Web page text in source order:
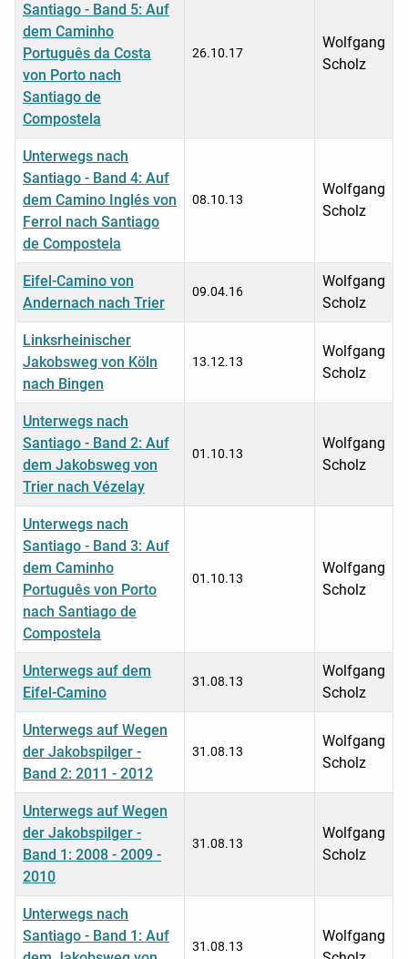
Santiago - Band 5: Auf
dem Caminho
Português da Costa
von Porto nach
Santiago de
Compostela
26.10.17
Wolfgang
Scholz
Unterwegs nach
Santiago - Band 4: Auf
dem Camino Inglés von
Ferrol nach Santiago
de Compostela
08.10.13
Wolfgang
Scholz
Eifel-Camino von
Andernach nach Trier
09.04.16
Wolfgang
Scholz
Linksrheinischer
Jakobsweg von Köln
nach Bingen
13.12.13
Wolfgang
Scholz
Unterwegs nach
Santiago - Band 2: Auf
dem Jakobsweg von
Trier nach Vézelay
01.10.13
Wolfgang
Scholz
Unterwegs nach
Santiago - Band 3: Auf
dem Caminho
Português von Porto
nach Santiago de
Compostela
01.10.13
Wolfgang
Scholz
Unterwegs auf dem
Eifel-Camino
31.08.13
Wolfgang
Scholz
Unterwegs auf Wegen
der Jakobspilger -
Band 2: 2011 - 2012
31.08.13
Wolfgang
Scholz
Unterwegs auf Wegen
der Jakobspilger -
Band 1: 2008 - 2009 -
2010
31.08.13
Wolfgang
Scholz
Unterwegs nach
Santiago - Band 1: Auf
31.08.13
Wolfgang